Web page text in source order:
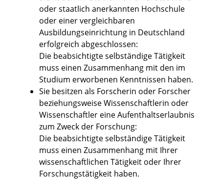
oder staatlich anerkannten Hochschule
oder einer vergleichbaren
Ausbildungseinrichtung in Deutschland
erfolgreich abgeschlossen:
Die beabsichtigte selbständige Tätigkeit
muss einen Zusammenhang mit den im
Studium erworbenen Kenntnissen haben.
Sie besitzen als Forscherin oder Forscher
beziehungsweise Wissenschaftlerin oder
Wissenschaftler eine Aufenthaltserlaubnis
zum Zweck der Forschung:
Die beabsichtigte selbständige Tätigkeit
muss einen Zusammenhang mit Ihrer
wissenschaftlichen Tätigkeit oder Ihrer
Forschungstätigkeit haben.